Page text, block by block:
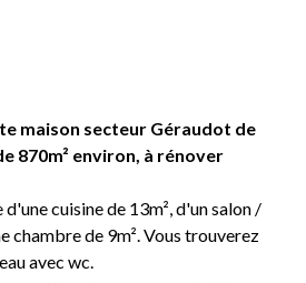
maison secteur Géraudot de
870m² environ, à rénover
cuisine de 13m², d'un salon /
chambre de 9m². Vous trouverez
avec wc.